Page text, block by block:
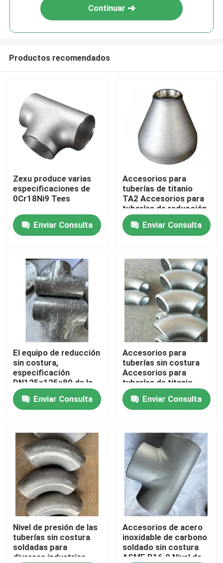
Hogar
Productos
Demostración de VR
Sobre nosotros
Viaje de la fábrica
Control de calidad
Éntrenos en contacto con
Noticias
Pida una cita
Continuar
Productos recomendados
Zexu produce varias
especificaciones de
0Cr18Ni9 Tees
Enviar Consulta
Accesorios para
tuberías de titanio
TA2 Accesorios para
tuberías de reducción
de aleación de titanio
de codoEnviar Consulta
El equipo de reducción
sin costura,
especificación
DN125×125×80 de la
serie I, cabeza
141.3*7.6, tubo de
ramificación 89*7.0
Enviar Consulta
Accesorios para
tuberías sin costura
Accesorios para
tuberías de titanio
TA2 Accesorios para
tuberías de titanio
aleación de titanio
tuberías de titanio
níquel zirconio
Enviar Consulta
Nivel de presión de las
tuberías sin costura
soldadas para
diversas industrias
Accesorios de acero
inoxidable de carbono
soldado sin costura
ASME B16.9 Nivel de